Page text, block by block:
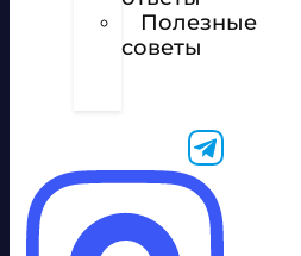
Полезные
советы